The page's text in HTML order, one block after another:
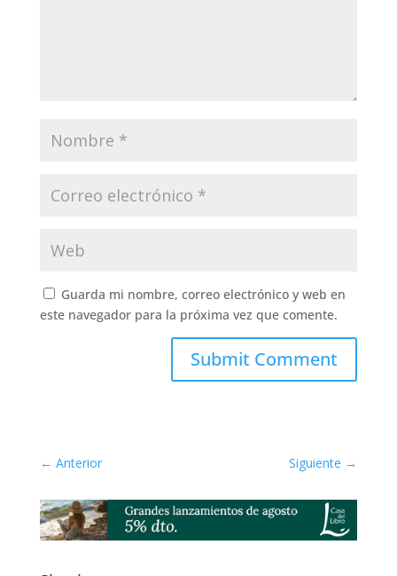
Guarda mi nombre, correo electrónico y web en
←Anterior Siguiente→